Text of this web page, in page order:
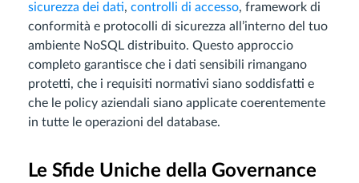
sicurezza dei dati, controlli di accesso, framework di
conformità e protocolli di sicurezza all’interno del tuo
ambiente NoSQL distribuito. Questo approccio
completo garantisce che i dati sensibili rimangano
protetti, che i requisiti normativi siano soddisfatti e
che le policy aziendali siano applicate coerentemente
in tutte le operazioni del database.
Le Sfide Uniche della Governance